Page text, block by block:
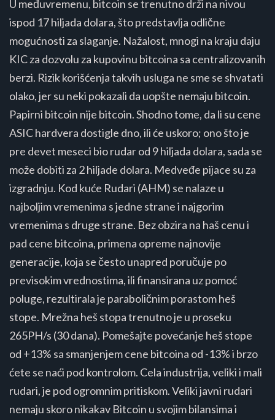
U međuvremenu, bitcoin se trenutno drži na nivou
ispod 17 hiljada dolara, što predstavlja odlične
mogućnosti za slaganje. Nažalost, mnogi na kraju daju
KIC za dozvolu za kupovinu bitcoina sa centralizovanih
berzi. Rizik korišćenja takvih usluga ne sme se shvatati
olako, jer su neki pokazali da uopšte nemaju bitcoin.
Papirni bitcoin nije bitcoin. Shodno tome, da li su cene
ASIC hardvera dostigle dno, ili će uskoro; ono što je
pre devet meseci bio rudar od 9 hiljada dolara, sada se
može dobiti za 2 hiljade dolara. Medveđe pijace su za
izgradnju. Kod kuće Rudari (AHM) se nalaze u
najboljim vremenima s jedne strane i najgorim
vremenima s druge strane. Bez obzira na haš cenu i
pad cene bitcoina, primena opreme najnovije
generacije, koja se često unapred poručuje po
previsokim vrednostima, ili finansirana uz pomoć
poluge, rezultirala je paraboličnim porastom heš
stope. Mrežna heš stopa trenutno je u proseku
265PH/s (30 dana). Pomešajte povećanje heš stope
od +13% sa smanjenjem cene bitcoina od -13% i brzo
ćete se naći pod kontrolom. Cela industrija, veliki i mali
rudari, je pod ogromnim pritiskom. Veliki javni rudari
nemaju skoro nikakav Bitcoin u svojim bilansima i